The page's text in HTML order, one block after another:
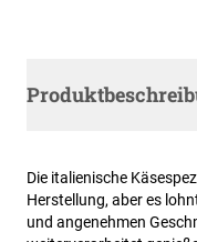
Die italienische
Herstellung, aber es
und angenehmen